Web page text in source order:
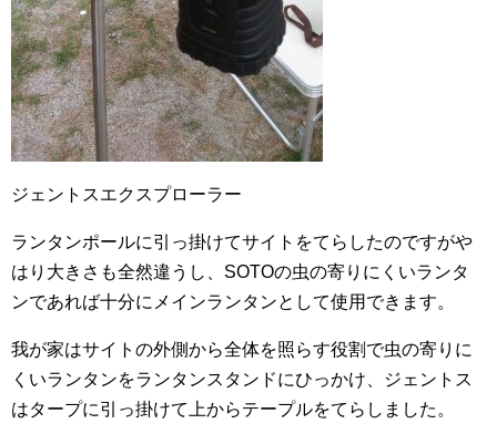
ジェントスエクスプローラー
ランタンポールに引っ掛けてサイトをてらしたのですがや
はり大きさも全然違うし、SOTOの虫の寄りにくいランタ
ンであれば十分にメインランタンとして使用できます。
我が家はサイトの外側から全体を照らす役割で虫の寄りに
くいランタンをランタンスタンドにひっかけ、ジェントス
はタープに引っ掛けて上からテープルをてらしました。